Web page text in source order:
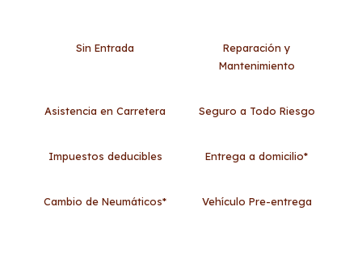
Sin Entrada
Reparación y
Mantenimiento
Asistencia en Carretera Seguro a Todo Riesgo
Impuestos deducibles Entrega a domicilio*
Cambio de Neumáticos* Vehículo Pre-entrega